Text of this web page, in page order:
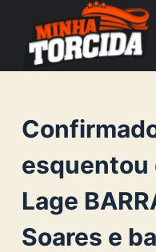
o
o
e
esquentou
Lage
Soares e